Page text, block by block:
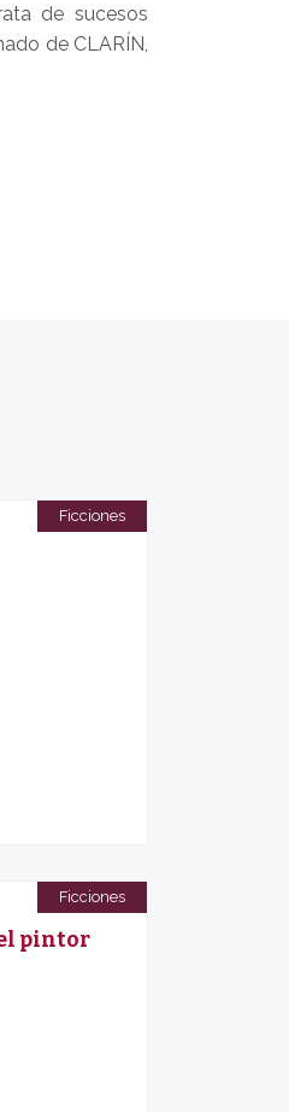
de sucesos
de CLARÍN,
Ficciones
Ficciones
pintor